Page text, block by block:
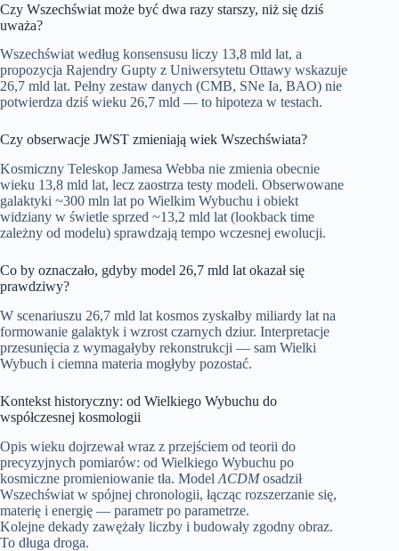
Czy Wszechświat może być dwa razy starszy, niż się dziś
uważa?
Wszechświat według konsensusu liczy 13,8 mld lat, a
propozycja Rajendry Gupty z Uniwersytetu Ottawy wskazuje
26,7 mld lat. Pełny zestaw danych (CMB, SNe Ia, BAO) nie
potwierdza dziś wieku 26,7 mld — to hipoteza w testach.
Czy obserwacje JWST zmieniają wiek Wszechświata?
Kosmiczny Teleskop Jamesa Webba nie zmienia obecnie
wieku 13,8 mld lat, lecz zaostrza testy modeli. Obserwowane
galaktyki ~300 mln lat po Wielkim Wybuchu i obiekt
widziany w świetle sprzed ~13,2 mld lat (lookback time
zależny od modelu) sprawdzają tempo wczesnej ewolucji.
Co by oznaczało, gdyby model 26,7 mld lat okazał się
prawdziwy?
W scenariuszu 26,7 mld lat kosmos zyskałby miliardy lat na
formowanie galaktyk i wzrost czarnych dziur. Interpretacje
przesunięcia z wymagałyby rekonstrukcji — sam Wielki
Wybuch i ciemna materia mogłyby pozostać.
Kontekst historyczny: od Wielkiego Wybuchu do
współczesnej kosmologii
Opis wieku dojrzewał wraz z przejściem od teorii do
precyzyjnych pomiarów: od Wielkiego Wybuchu po
kosmiczne promieniowanie tła. Model ΛCDMosadził
Wszechświat w spójnej chronologii, łącząc rozszerzanie się,
materię i energię — parametr po parametrze.
Kolejne dekady zawężały liczby i budowały zgodny obraz.
To długa droga.